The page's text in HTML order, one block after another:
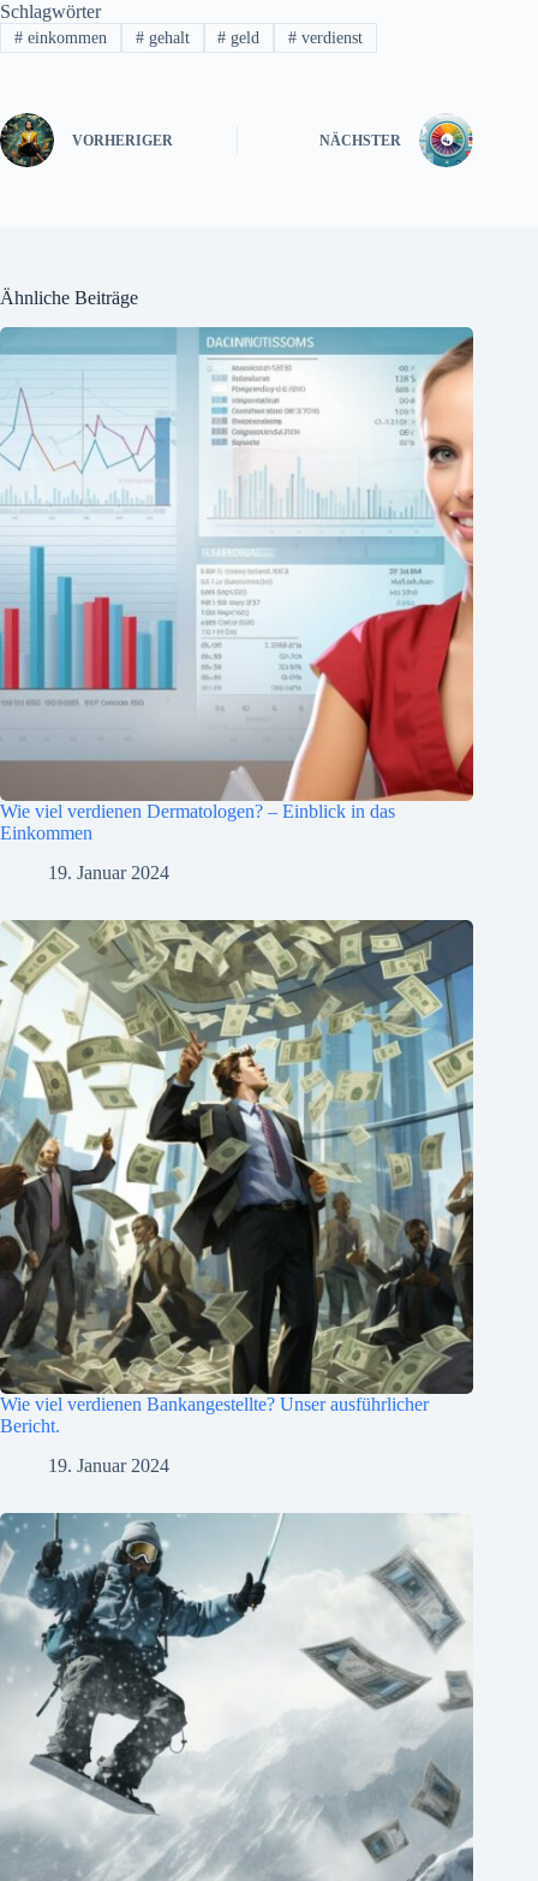
Schlagwörter
#einkommen #gehalt # geld # verdienst
VORHERIGER NÄCHSTER
Ähnliche Beiträge
Wie viel verdienen Dermatologen? – Einblick in das
Einkommen
19. Januar 2024
Wie viel verdienen Bankangestellte? Unser ausführlicher
Bericht.
19. Januar 2024